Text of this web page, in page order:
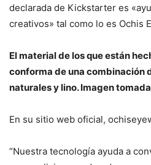
declarada de Kickstarter es
creativos» tal como lo es Ochis
El material de los que están
conforma de una combinación
naturales y lino. Imagen
En su sitio web oficial,
“Nuestra tecnología ayuda a